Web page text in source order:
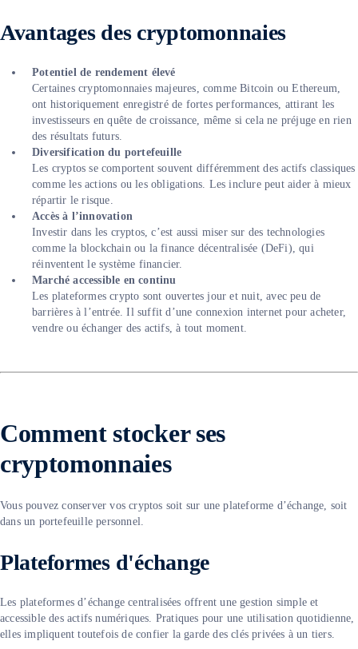
Avantages des cryptomonnaies
Potentiel de rendement élevé
Certaines cryptomonnaies majeures, comme Bitcoin ou Ethereum,
ont historiquement enregistré de fortes performances, attirant les
investisseurs en quête de croissance, même si cela ne préjuge en rien
des résultats futurs.
Diversification du portefeuille
Les cryptos se comportent souvent différemment des actifs classiques
comme les actions ou les obligations. Les inclure peut aider à mieux
répartir le risque.
Accès à l’innovation
Investir dans les cryptos, c’est aussi miser sur des technologies
comme la blockchain ou la finance décentralisée (DeFi), qui
réinventent le système financier.
Marché accessible en continu
Les plateformes crypto sont ouvertes jour et nuit, avec peu de
barrières à l’entrée. Il suffit d’une connexion internet pour acheter,
vendre ou échanger des actifs, à tout moment.
Comment stocker ses
cryptomonnaies
Vous pouvez conserver vos cryptos soit sur une plateforme d’échange, soit
dans un portefeuille personnel.
Plateformes d'échange
Les plateformes d’échange centralisées offrent une gestion simple et
accessible des actifs numériques. Pratiques pour une utilisation quotidienne,
elles impliquent toutefois de confier la garde des clés privées à un tiers.